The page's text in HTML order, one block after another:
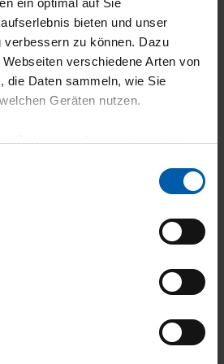
ein optimal auf Sie
bieten und unser
verbessern zu können. Dazu
verschiedene Arten von
die Daten sammeln, wie Sie
Geräten nutzen.
wie etwa zur Auswahl und
Angebote, Anzeigen
Nutzerverhaltens und Ihres
Optimierung unserer
Family business